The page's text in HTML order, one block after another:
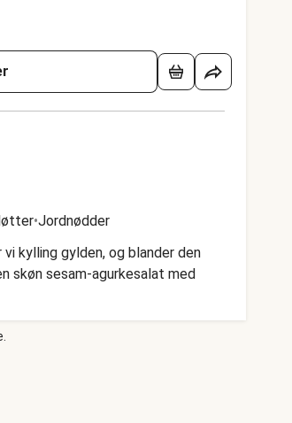
•Jordnødder
kylling gylden, og blander den
skøn sesam-agurkesalat med